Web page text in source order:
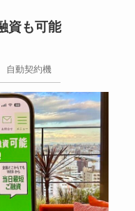
資も可能
自動契約機